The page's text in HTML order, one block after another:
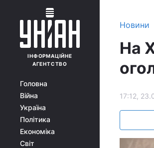
ІНФОРМАЦІЙНЕ
АГЕНТСТВО
Головна
Війна
Україна
Політика
Економіка
Світ
Новини
На
17:12,